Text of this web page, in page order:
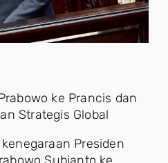
ke Prancis dan
Strategis Global
Presiden